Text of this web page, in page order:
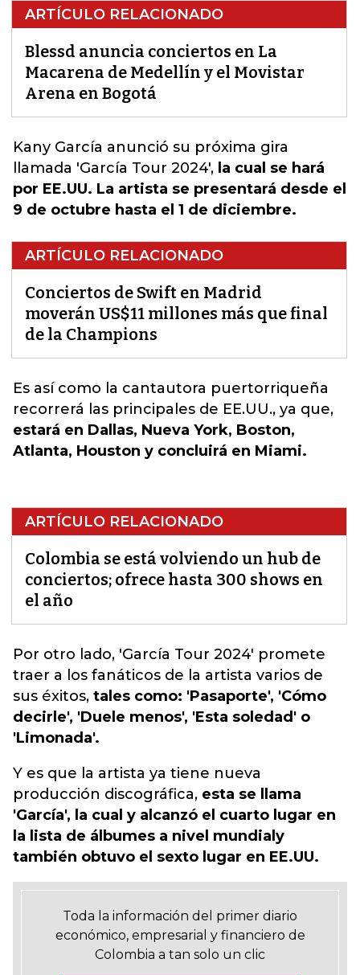
ARTÍCULO RELACIONADO
Blessd anuncia conciertos en La
Macarena de Medellín y el Movistar
Arena en Bogotá
Kany García anunció su próxima gira
llamada 'García Tour 2024', la cual se hará
por EE.UU. La artista se presentará desde el
9 de octubre hasta el 1 de diciembre.
ARTÍCULO RELACIONADO
Conciertos de Swift en Madrid
moverán US$11 millones más que final
de la Champions
Es así como la cantautora puertorriqueña
recorrerá las principales de EE.UU., ya que,
estará en Dallas, Nueva York, Boston,
Atlanta, Houston y concluirá en Miami.
ARTÍCULO RELACIONADO
Colombia se está volviendo un hub de
conciertos; ofrece hasta 300 shows en
el año
Por otro lado, 'García Tour 2024' promete
traer a los fanáticos de la artista varios de
sus éxitos, tales como: 'Pasaporte', 'Cómo
decirle', 'Duele menos', 'Esta soledad' o
'Limonada'.
Y es que la artista ya tiene nueva
producción discográfica, esta se llama
'García', la cual y alcanzó el cuarto lugar en
la lista de álbumes a nivel mundial y
también obtuvo el sexto lugar en EE.UU.
Toda la información del primer diario
económico, empresarial y financiero de
Colombia a tan solo un clic